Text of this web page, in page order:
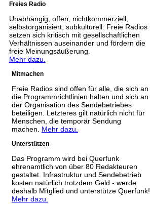
Freies Radio
Unabhängig, offen, nichtkommerziell,
selbstorganisiert, subkulturell: Freie Radios
setzen sich kritisch mit gesellschaftlichen
Verhältnissen auseinander und fördern die
freie Meinungsäußerung.
Mehr dazu.
Mitmachen
Freie Radios sind offen für alle, die sich an
die Programmrichtlinien halten und sich an
der Organisation des Sendebetriebes
beteiligen. Letzteres gilt natürlich nicht für
Menschen, die temporär Sendung
machen. Mehr dazu.
Unterstützen
Das Programm wird bei Querfunk
ehrenamtlich von über 80 Redakteuren
gestaltet. Infrastruktur und Sendebetrieb
kosten natürlich trotzdem Geld - werde
deshalb Mitglied und unterstütze Querfunk!
Mehr dazu.